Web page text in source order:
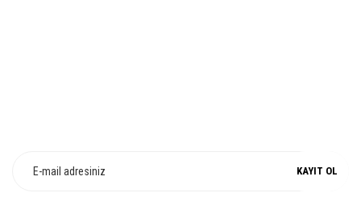
KAYIT OL